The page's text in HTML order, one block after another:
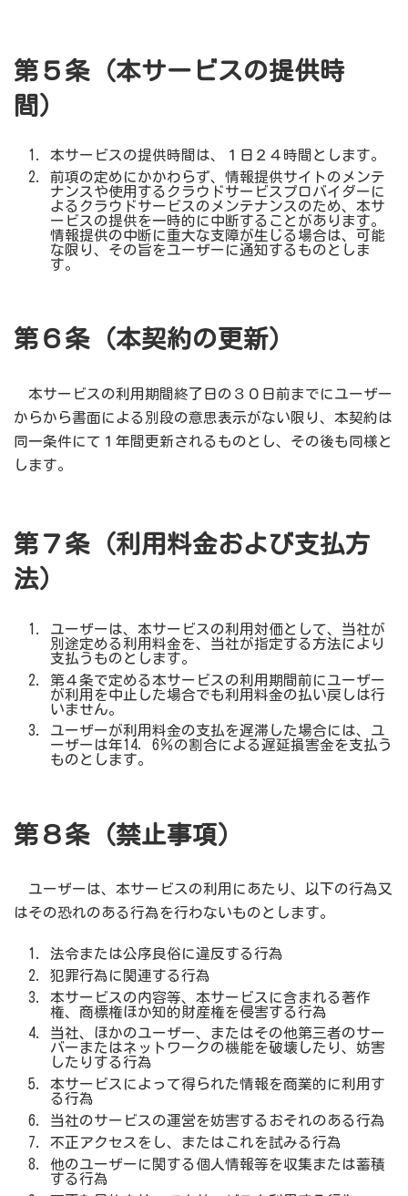
第５条（本サービスの提供時
間）
本サービスの提供時間は、１日２４時間とします。
前項の定めにかかわらず、情報提供サイトのメンテ
ナンスや使用するクラウドサービスプロバイダーに
よるクラウドサービスのメンテナンスのため、本サ
ービスの提供を一時的に中断することがあります。
情報提供の中断に重大な支障が生じる場合は、可能
な限り、その旨をユーザーに通知するものとしま
す。
第６条（本契約の更新）
本サービスの利用期間終了日の３０日前までにユーザー
からから書面による別段の意思表示がない限り、本契約は
同一条件にて１年間更新されるものとし、その後も同様と
します。
第７条（利用料金および支払方
法）
ユーザーは、本サービスの利用対価として、当社が
別途定める利用料金を、当社が指定する方法により
支払うものとします。
第４条で定める本サービスの利用期間前にユーザー
が利用を中止した場合でも利用料金の払い戻しは行
いません。
ユーザーが利用料金の支払を遅滞した場合には、ユ
ーザーは年14．6％の割合による遅延損害金を支払う
ものとします。
第８条（禁止事項）
ユーザーは、本サービスの利用にあたり、以下の行為又
はその恐れのある行為を行わないものとします。
法令または公序良俗に違反する行為
犯罪行為に関連する行為
本サービスの内容等、本サービスに含まれる著作
権、商標権ほか知的財産権を侵害する行為
当社、ほかのユーザー、またはその他第三者のサー
バーまたはネットワークの機能を破壊したり、妨害
したりする行為
本サービスによって得られた情報を商業的に利用す
る行為
当社のサービスの運営を妨害するおそれのある行為
不正アクセスをし、またはこれを試みる行為
他のユーザーに関する個人情報等を収集または蓄積
する行為